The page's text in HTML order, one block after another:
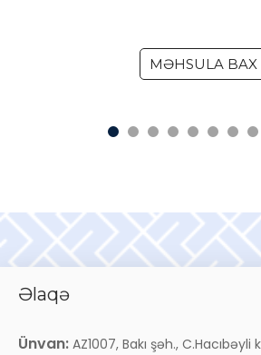
MƏHSULA BAX
Əlaqə
Ünvan: AZ1007, Bakı şəh., C.Hacıbəyli